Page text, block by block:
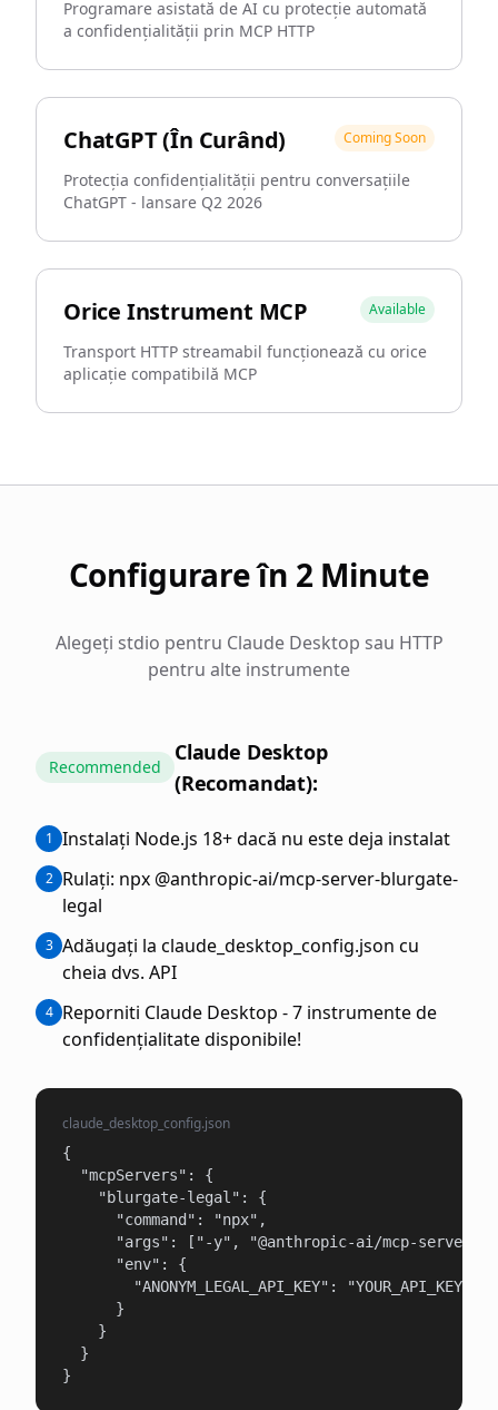
Programare asistată de AI cu protecție automată
a confidențialității prin MCP HTTP
ChatGPT (În Curând) Coming Soon
Protecția confidențialității pentru conversațiile
ChatGPT - lansare Q2 2026
Orice Instrument MCP Available
Transport HTTP streamabil funcționează cu orice
aplicație compatibilă MCP
Configurare în 2 Minute
Alegeți stdio pentru Claude Desktop sau HTTP
pentru alte instrumente
Recommended
Claude Desktop
(Recomandat):
1 Instalați Node.js 18+ dacă nu este deja instalat
2 Rulați: npx @anthropic-ai/mcp-server-blurgate-
legal
3 Adăugați la claude_desktop_config.json cu
cheia dvs. API
4 Reporniti Claude Desktop - 7 instrumente de
confidențialitate disponibile!
claude_desktop_config.json
{
  "mcpServers": {
    "blurgate-legal": {
      "command": "npx",
"args": ["-y", "@anthropic-ai/mcp-server-
      "env": {
        "ANONYM_LEGAL_API_KEY": "YOUR_API_KEY"
      }
    }
  }
}